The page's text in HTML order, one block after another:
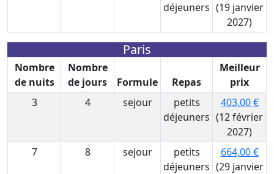
déjeuners (19 janvier
2027)
Paris
Nombre
de nuits
Nombre
de jours
Formule Repas
Meilleur
prix
3
4 sejour
petits
déjeuners
403,00 €
(12 février
2027)
7
8 sejour
petits
déjeuners
664,00 €
(29 janvier